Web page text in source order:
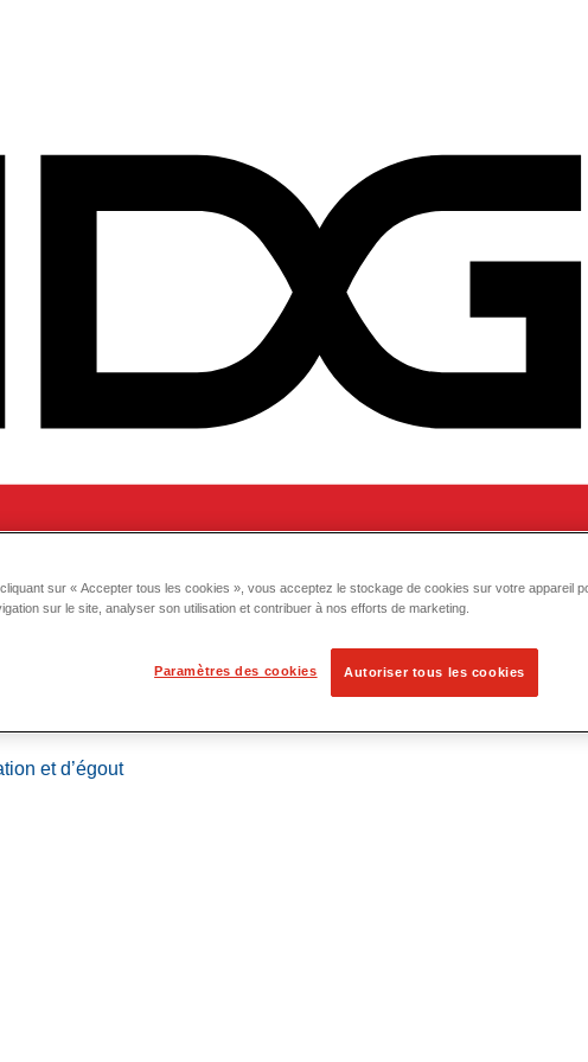
et localisation
et d’égout
sur « Accepter tous les cookies », vous acceptez le stockage de cookies sur votre appareil
sur le site, analyser son utilisation et contribuer à nos efforts de marketing.
Paramètres des cookies Autoriser tous les cookies